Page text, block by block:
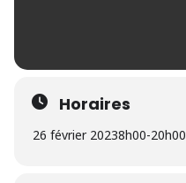
Horaires
26 février 20238h00-20h00